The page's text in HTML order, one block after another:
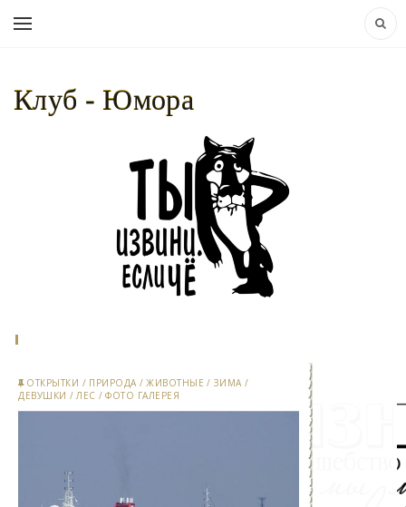
Клуб - Юмора
ОТКРЫТКИ / ПРИРОДА /ЖИВОТНЫЕ / ЗИМА /
ДЕВУШКИ /ЛЕС /ФОТО ГАЛЕРЕЯ